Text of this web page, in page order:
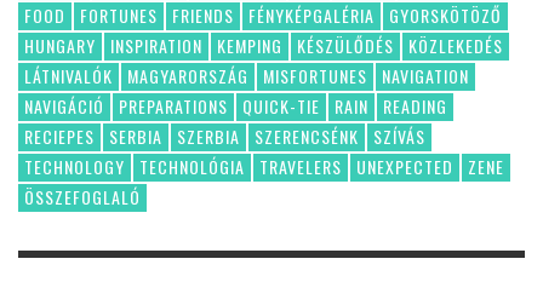
FOOD
FORTUNES FRIENDS FÉNYKÉPGALÉRIA
GYORSKÖTÖZŐ
HUNGARY
INSPIRATION KEMPING KÉSZÜLŐDÉS
KÖZLEKEDÉS
LÁTNIVALÓK
MAGYARORSZÁG MISFORTUNES
NAVIGATION
NAVIGÁCIÓ
PREPARATIONS QUICK-TIE RAIN
READING
RECIEPES
SERBIA SZERBIA SZERENCSÉNK
SZÍVÁS
TECHNOLOGY
TECHNOLÓGIA TRAVELERS UNEXPECTED
ZENE
ÖSSZEFOGLALÓ